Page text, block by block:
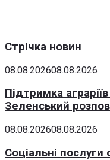
Стрічка новин
08.08.202608.08.2026
Підтримка
Зеленський
08.08.202608.08.2026
Соціальні